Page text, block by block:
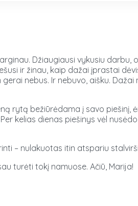
Džiaugiausi vykusiu darbu,
ir žinau, kaip dažai įprastai
nebus. Ir nebuvo, aišku. Dažai
rytą bežiūrėdama į savo piešinį,
kelias dienas piešinys vėl
– nulakuotas itin atspariu
turėti tokį namuose. Ačiū, Marija!